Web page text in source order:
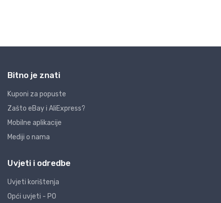
Bitno je znati
Kuponi za popuste
Zašto eBay i AliExpress?
Mobilne aplikacije
Mediji o nama
Uvjeti i odredbe
Uvjeti korištenja
Opći uvjeti - PO